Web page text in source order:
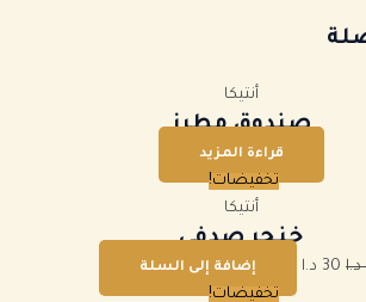
أنتيكا
صندوق مطرز
قراءة المزيد
تخفيضات!
أنتيكا
خنجر صدفي
د.ا 30 د.ا إضافة إلى السلة
تخفيضات!